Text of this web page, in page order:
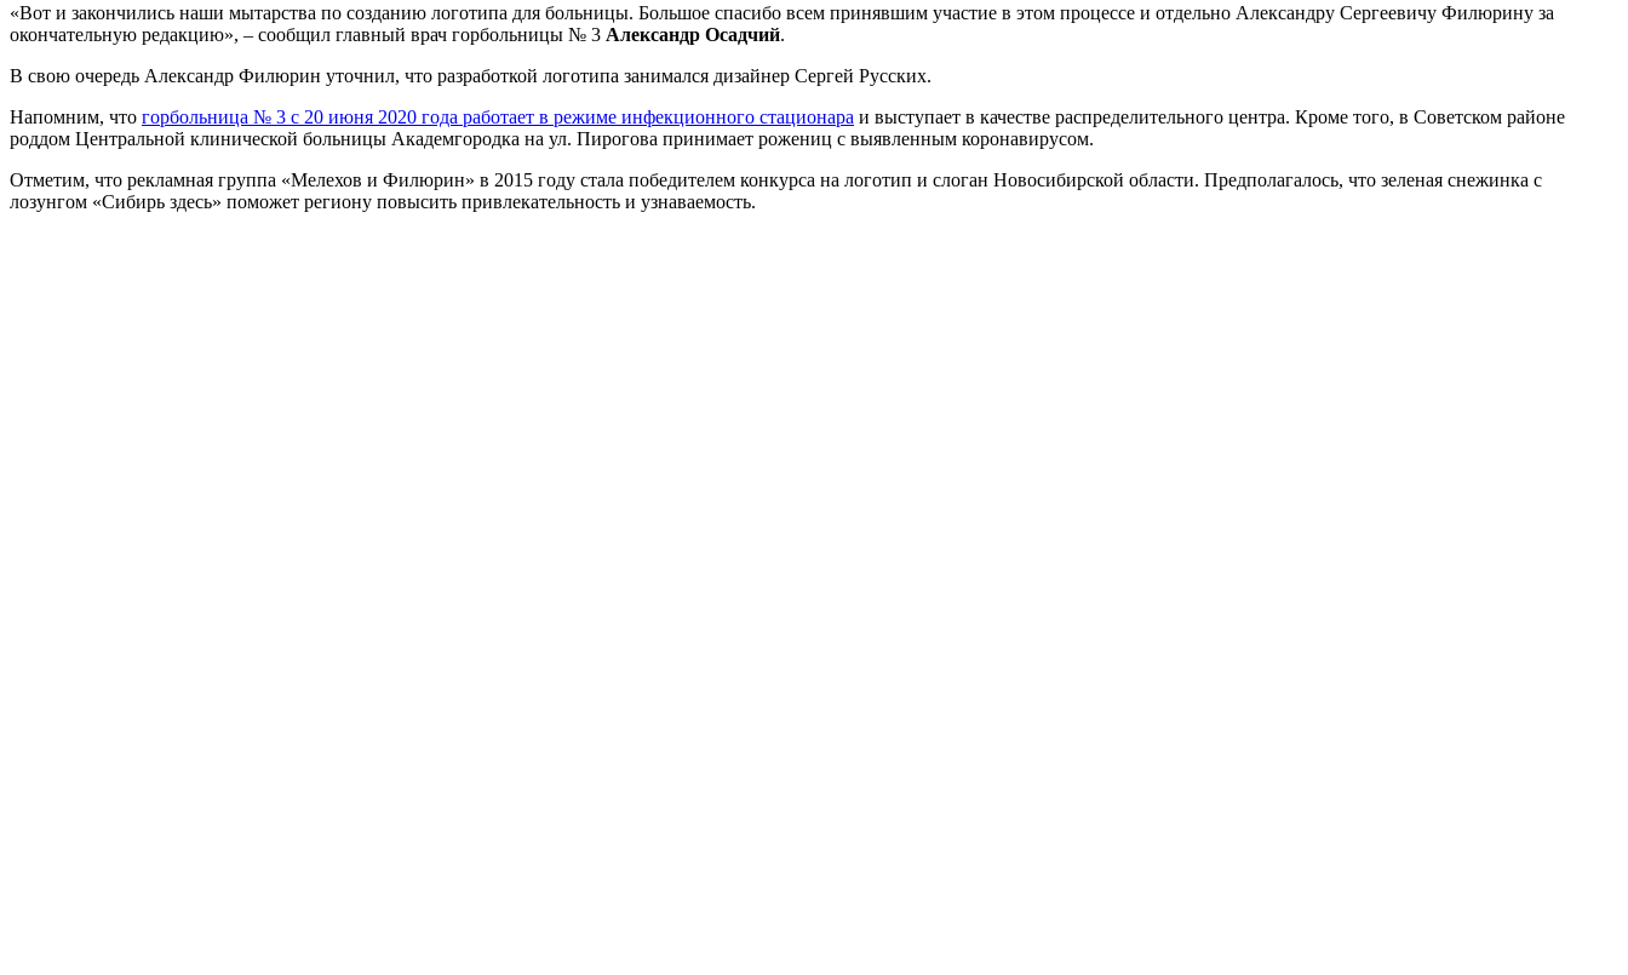
«Вот и закончились наши мытарства по созданию логотипа для больницы. Большое спасибо всем принявшим участие в этом процессе и отдельно Александру Сергеевичу Филюрину за
окончательную редакцию», – сообщил главный врач горбольницы № 3 Александр Осадчий.
В свою очередь Александр Филюрин уточнил, что разработкой логотипа занимался дизайнер Сергей Русских.
Напомним, что горбольница № 3 с 20 июня 2020 года работает в режиме инфекционного стационара и выступает в качестве распределительного центра. Кроме того, в Советском районе
роддом Центральной клинической больницы Академгородка на ул. Пирогова принимает рожениц с выявленным коронавирусом.
Отметим, что рекламная группа «Мелехов и Филюрин» в 2015 году стала победителем конкурса на логотип и слоган Новосибирской области. Предполагалось, что зеленая снежинка с
лозунгом «Сибирь здесь» поможет региону повысить привлекательность и узнаваемость.